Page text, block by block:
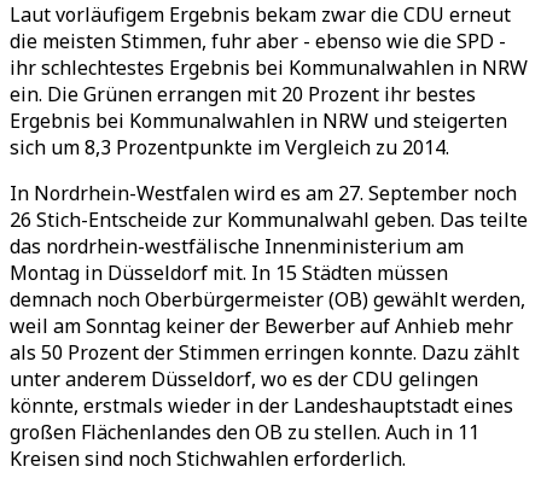
Laut vorläufigem Ergebnis bekam zwar die CDU erneut
die meisten Stimmen, fuhr aber - ebenso wie die SPD -
ihr schlechtestes Ergebnis bei Kommunalwahlen in NRW
ein. Die Grünen errangen mit 20 Prozent ihr bestes
Ergebnis bei Kommunalwahlen in NRW und steigerten
sich um 8,3 Prozentpunkte im Vergleich zu 2014.
In Nordrhein-Westfalen wird es am 27. September noch
26 Stich-Entscheide zur Kommunalwahl geben. Das teilte
das nordrhein-westfälische Innenministerium am
Montag in Düsseldorf mit. In 15 Städten müssen
demnach noch Oberbürgermeister (OB) gewählt werden,
weil am Sonntag keiner der Bewerber auf Anhieb mehr
als 50 Prozent der Stimmen erringen konnte. Dazu zählt
unter anderem Düsseldorf, wo es der CDU gelingen
könnte, erstmals wieder in der Landeshauptstadt eines
großen Flächenlandes den OB zu stellen. Auch in 11
Kreisen sind noch Stichwahlen erforderlich.